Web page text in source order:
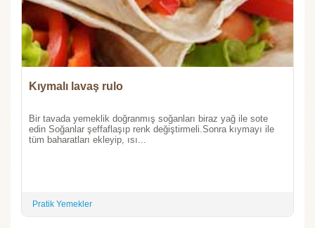
Kıymalı lavaş rulo
Bir tavada yemeklik doğranmış soğanları biraz yağ ile sote
edin Soğanlar şeffaflaşıp renk değiştirmeli.Sonra kıymayı ile
tüm baharatları ekleyip, ısı...
Pratik Yemekler